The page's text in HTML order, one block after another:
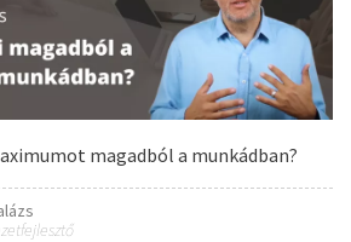
magadból a munkádban?